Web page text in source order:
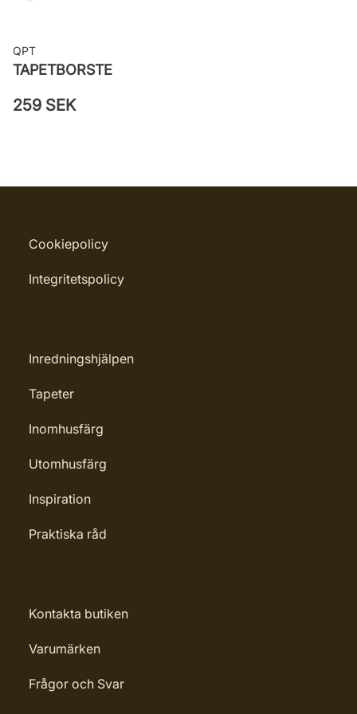
QPT
TAPETBORSTE
259 SEK
Cookiepolicy
Integritetspolicy
Inredningshjälpen
Tapeter
Inomhusfärg
Utomhusfärg
Inspiration
Praktiska råd
Kontakta butiken
Varumärken
Frågor och Svar